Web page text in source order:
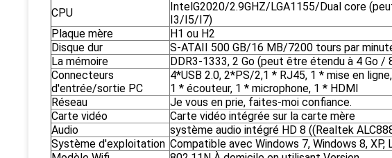
CPU
IntelG2020/2.9GHZ/LGA1155/Dual core
I3/I5/I7)
Plaque mère
H1 ou H2
Disque dur
S-ATAII 500 GB/16 MB/7200 tours par
La mémoire
DDR3-1333, 2 Go (peut être étendu à 4 Go /
Connecteurs
d'entrée/sortie PC
4*USB 2.0, 2*PS/2,1 * RJ45, 1 * mise en ligne,
1 * écouteur, 1 * microphone, 1 * HDMI
Réseau
Je vous en prie, faites-moi confiance.
Carte vidéo
Carte vidéo intégrée sur la carte mère
Audio
système audio intégré HD 8 ((Realtek
Système d'exploitation Compatible avec Windows 7, Windows 8, XP,